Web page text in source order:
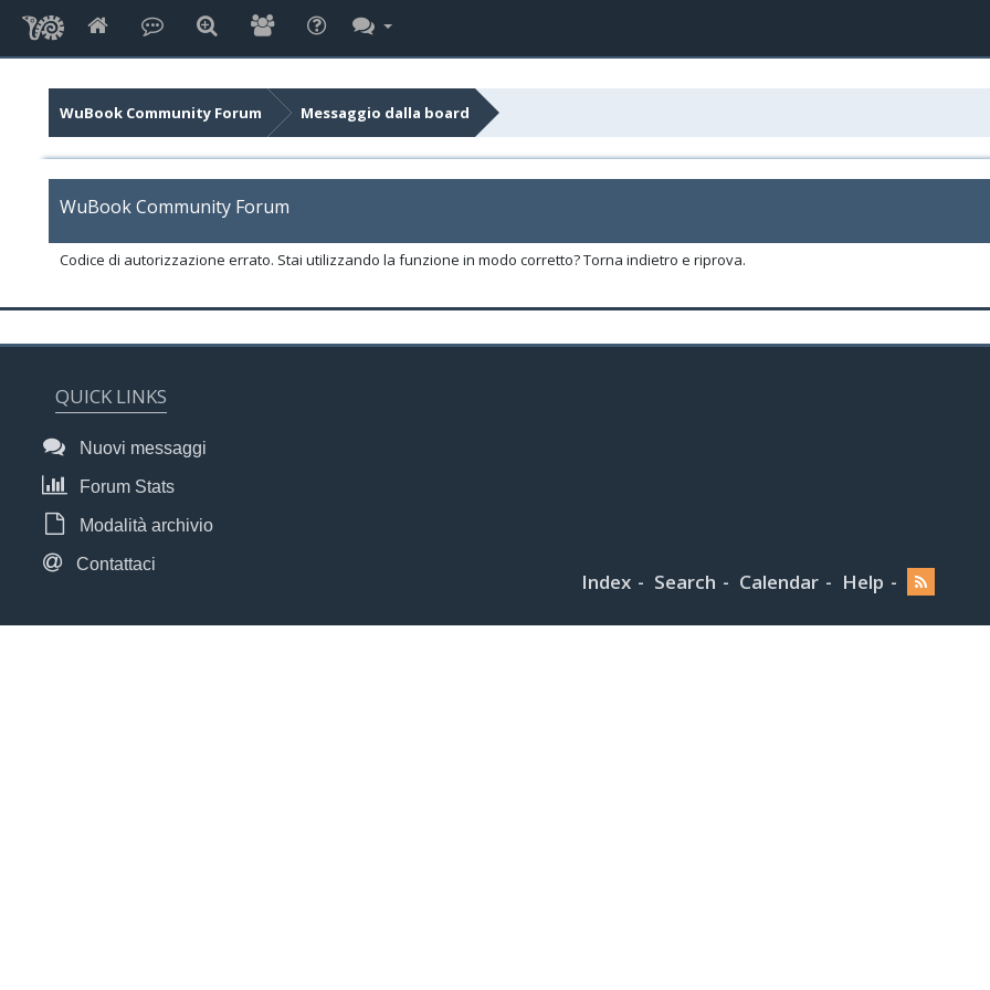
WuBook Community Forum Messaggio dalla board
WuBook Community Forum
Codice di autorizzazione errato. Stai utilizzando la funzione in modo corretto? Torna indietro e riprova.
QUICK LINKS
Nuovi messaggi
Forum Stats
Modalità archivio
Contattaci
Index Search Calendar Help